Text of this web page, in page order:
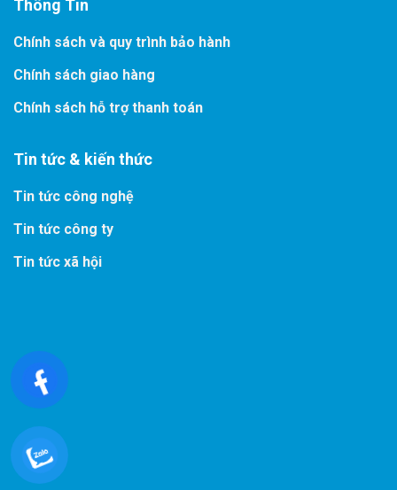
Thông Tin
Chính sách và quy trình bảo hành
Chính sách giao hàng
Chính sách hỗ trợ thanh toán
Tin tức & kiến thức
Tin tức công nghệ
Tin tức công ty
Tin tức xã hội